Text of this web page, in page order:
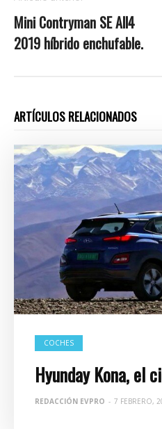
Mini Contryman SE All4
2019 híbrido enchufable.
ARTÍCULOS RELACIONADOS
COCHES
Hyunday Kona, el
REDACCIÓN EVPRO - 7 FEBRERO,